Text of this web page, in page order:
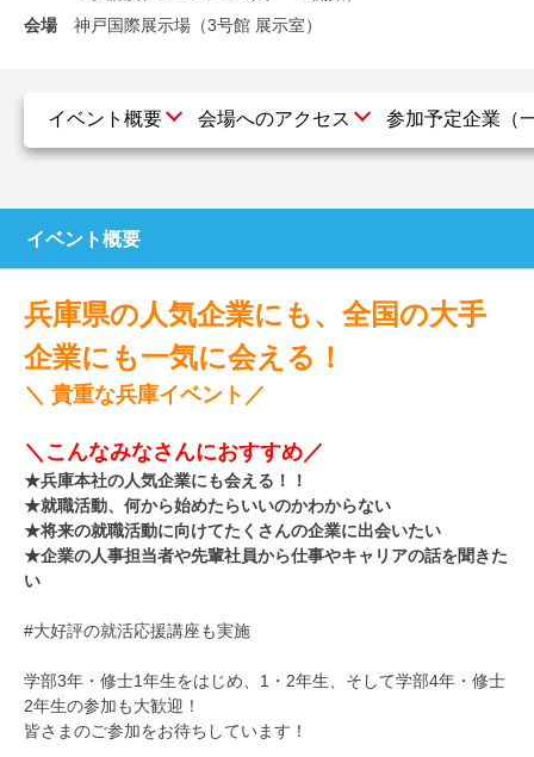
会場
神戸国際展示場（3号館 展示室）
イベント概要 会場へのアクセス 参加予定企業（
イベント概要
兵庫県の人気企業にも、全国の大手
企業にも一気に会える！
＼ 貴重な兵庫イベント／
＼こんなみなさんにおすすめ／
★兵庫本社の人気企業にも会える！！
★就職活動、何から始めたらいいのかわからない
★将来の就職活動に向けてたくさんの企業に出会いたい
★企業の人事担当者や先輩社員から仕事やキャリアの話を聞きた
い
#大好評の就活応援講座も実施
学部3年・修士1年生をはじめ、1・2年生、そして学部4年・修士
2年生の参加も大歓迎！
皆さまのご参加をお待ちしています！